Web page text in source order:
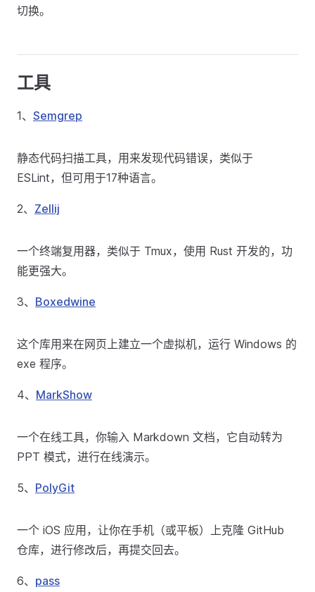
切换。
工具
1、 Semgrep
静态代码扫描工具，用来发现代码错误，类似于
ESLint，但可用于17种语言。
2、 Zellij
一个终端复用器，类似于 Tmux，使用 Rust 开发的，功
能更强大。
3、 Boxedwine
这个库用来在网页上建立一个虚拟机，运行 Windows 的
exe 程序。
4、 MarkShow
一个在线工具，你输入 Markdown 文档，它自动转为
PPT 模式，进行在线演示。
5、 PolyGit
一个 iOS 应用，让你在手机（或平板）上克隆 GitHub
仓库，进行修改后，再提交回去。
6、 pass